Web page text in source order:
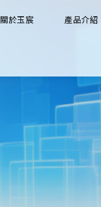
關於玉宸 產品介紹